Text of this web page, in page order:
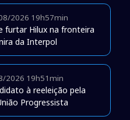
2026 19h57min
furtar Hilux na fronteira
da Interpol
2026 19h51min
à reeleição pela
Progressista